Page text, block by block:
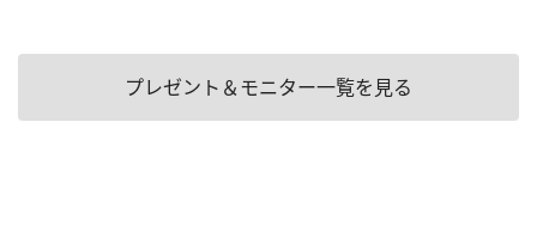
プレゼント＆モニター一覧を見る